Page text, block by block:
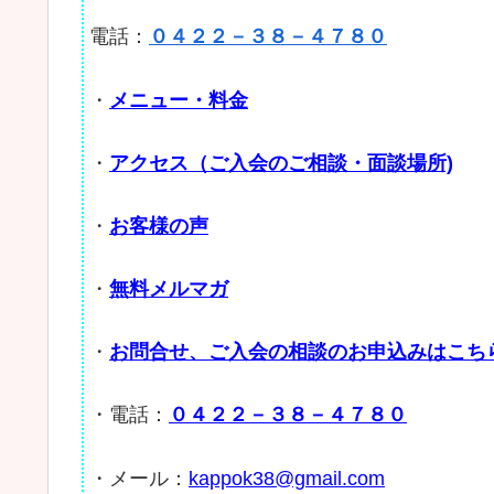
電話： ０４２２－３８－４７８０
・ メニュー・料金
・ アクセス（ご入会のご相談・面談場所)
・ お客様の声
・ 無料メルマガ
・ お問合せ、ご入会の相談のお申込みはこち
・電話： ０４２２－３８－４７８０
・メール： kappok38@gmail.com